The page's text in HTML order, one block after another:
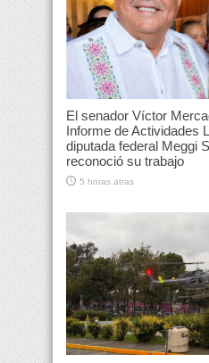
El senador Víctor
Informe de Actividades
diputada federal Meggi
reconoció su trabajo
5 horas atras